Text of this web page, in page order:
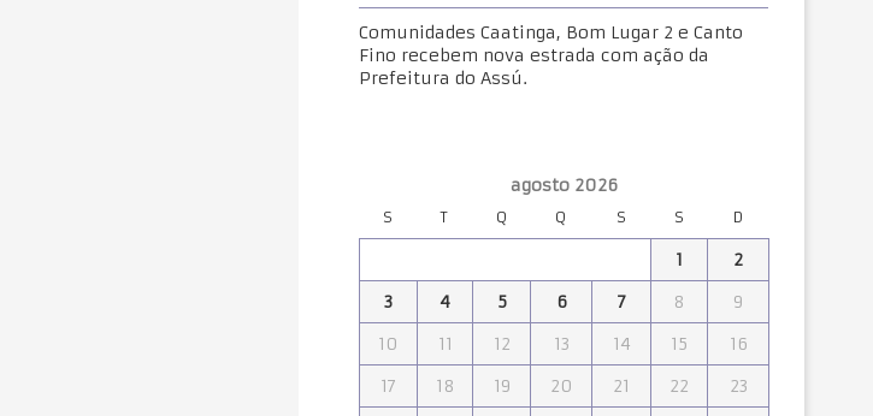
Comunidades Caatinga, Bom Lugar 2 e Canto
Fino recebem nova estrada com ação da
Prefeitura do Assú.
agosto 2026
S T Q Q S S D
1
2
3
4 5 6 7 8
9
10
11 12 13 14 15
16
17
18 19 20 21 22
23